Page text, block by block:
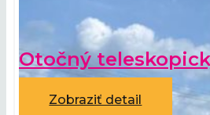
Otočný
Zobraziť detail